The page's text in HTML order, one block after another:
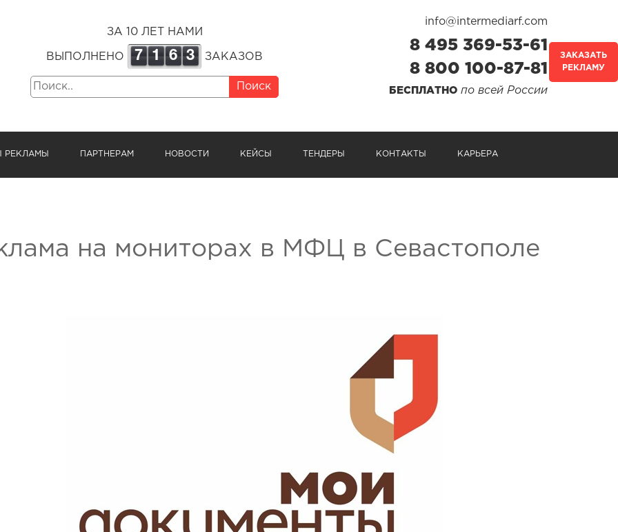
ЗА 10 ЛЕТ НАМИ
ВЫПОЛНЕНО 7 1 6 3 ЗАКАЗОВ
Поиск
info@intermediarf.com
8 495 369-53-61
8 800 100-87-81
БЕСПЛАТНО по всей России
РЕКЛАМЫ ПАРТНЕРАМ НОВОСТИ КЕЙСЫ ТЕНДЕРЫ КОНТАКТЫ КАРЬЕРА
ЗАКАЗАТЬ
РЕКЛАМУ
на мониторах в МФЦ в Севастополе